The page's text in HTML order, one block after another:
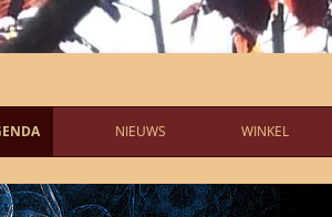
NIEUWS WINKEL